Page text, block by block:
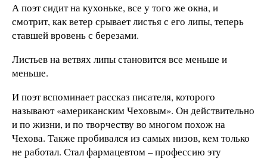
А поэт сидит на кухоньке, все у того же окна, и
смотрит, как ветер срывает листья с его липы, теперь
ставшей вровень с березами.
Листьев на ветвях липы становится все меньше и
меньше.
И поэт вспоминает рассказ писателя, которого
называют «американским Чеховым». Он действительно
и по жизни, и по творчеству во многом похож на
Чехова. Также пробивался из самых низов, кем только
не работал. Стал фармацевтом – профессию эту